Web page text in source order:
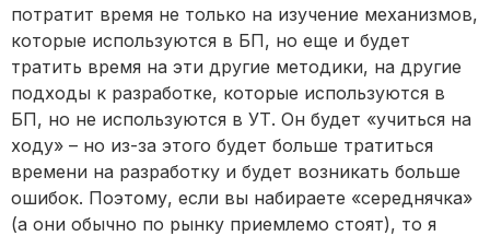
потратит время не только на изучение механизмов,
которые используются в БП, но еще и будет
тратить время на эти другие методики, на другие
подходы к разработке, которые используются в
БП, но не используются в УТ. Он будет «учиться на
ходу» – но из-за этого будет больше тратиться
времени на разработку и будет возникать больше
ошибок. Поэтому, если вы набираете «середнячка»
(а они обычно по рынку приемлемо стоят), то я